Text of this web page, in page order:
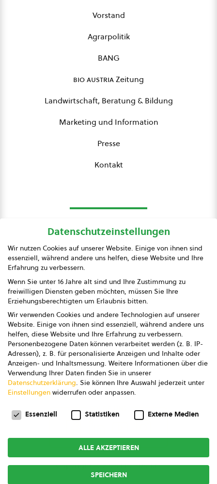
Vorstand
Agrarpolitik
BANG
bio austriaZeitung
Landwirtschaft, Beratung & Bildung
Marketing und Information
Presse
Kontakt
Presse
Impressum
Datenschutz
AGB
AGB Marketing GmbH
AGB Bildung
Newsletter
Copyright © 2026bio austria
Datenschutzeinstellungen
Wir nutzen Cookies auf unserer Website. Einige von ihnen sind
essenziell, während andere uns helfen, diese Website und Ihre
Erfahrung zu verbessern.
Wenn Sie unter 16 Jahre alt sind und Ihre Zustimmung zu
freiwilligen Diensten geben möchten, müssen Sie Ihre
Erziehungsberechtigten um Erlaubnis bitten.
Wir verwenden Cookies und andere Technologien auf unserer
Website. Einige von ihnen sind essenziell, während andere uns
helfen, diese Website und Ihre Erfahrung zu verbessern.
Personenbezogene Daten können verarbeitet werden (z. B. IP-
Adressen), z. B. für personalisierte Anzeigen und Inhalte oder
Anzeigen- und Inhaltsmessung. Weitere Informationen über die
Verwendung Ihrer Daten finden Sie in unserer
Datenschutzerklärung. Sie können Ihre Auswahl jederzeit unter
Einstellungen widerrufen oder anpassen.
Datenschutzeinstellungen
Essenziell Statistiken Externe Medien
ALLE AKZEPTIEREN
SPEICHERN